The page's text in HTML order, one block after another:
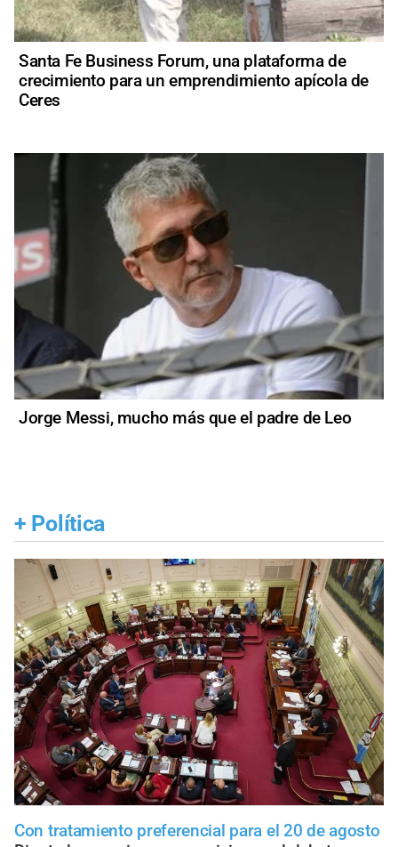
Santa Fe Business Forum, una plataforma de
crecimiento para un emprendimiento apícola de
Ceres
Jorge Messi, mucho más que el padre de Leo
+ Política
Con tratamiento preferencial para el 20 de agosto